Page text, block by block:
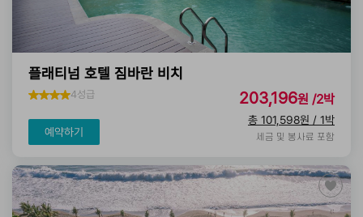
플래티넘 호텔 짐바란 비치
4성급
예약하기
203,196원 /2박
총 101,598원 / 1박
세금 및 봉사료 포함